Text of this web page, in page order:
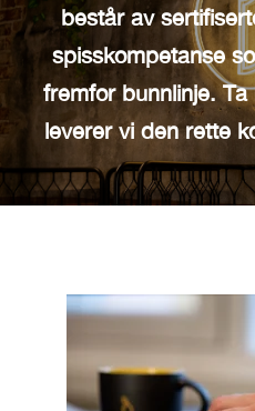
består av
spisskompetanse
fremfor bunnlinje.
leverer vi den rette